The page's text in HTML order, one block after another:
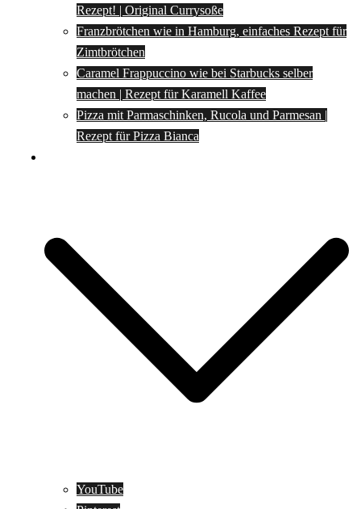
Rezept! | Original Currysoße
Franzbrötchen wie in Hamburg, einfaches Rezept für
Zimtbrötchen
Caramel Frappuccino wie bei Starbucks selber
machen | Rezept für Karamell Kaffee
Pizza mit Parmaschinken, Rucola und Parmesan |
Rezept für Pizza Bianca
YouTube